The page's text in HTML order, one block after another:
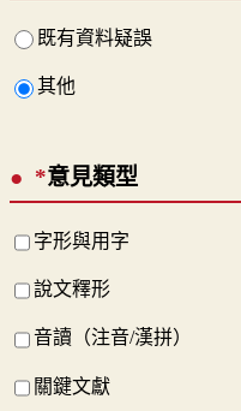
既有資料疑誤
其他
*意見類型
字形與用字
說文釋形
音讀（注音/漢拼）
關鍵文獻